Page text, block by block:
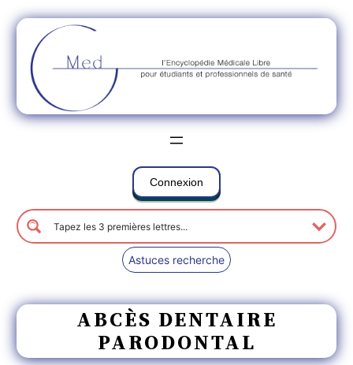
Connexion
Astuces recherche
ABCÈS DENTAIRE
PARODONTAL